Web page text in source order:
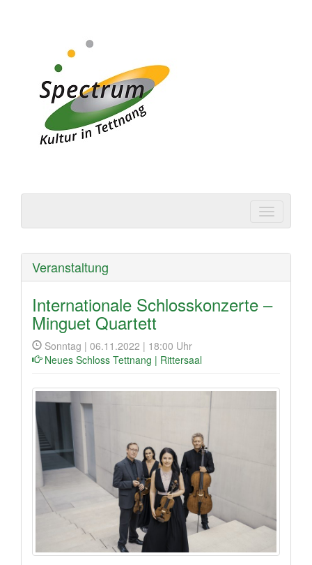
Tettnang
Veranstaltung
Internationale Schlosskonzerte –
Minguet Quartett
Sonntag | 06.11.2022 | 18:00 Uhr
Neues Schloss Tettnang | Rittersaal